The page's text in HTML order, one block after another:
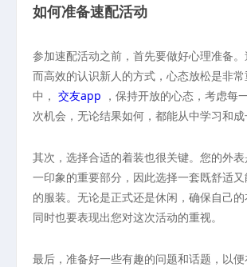
如何准备速配活动
参加速配活动之前，首先要做好心理准备
而高效的认识新人的方式，心态放松是非
中， 交友app ，保持开放的心态，考虑每
次机会，无论结果如何，都能从中学习和成
其次，选择合适的着装也很关键。您的外
一印象的重要部分，因此选择一套既舒适
的服装。无论是正式还是休闲，确保自己的
同时也要表现出您对这次活动的重视。
最后，准备好一些有趣的问题和话题，以